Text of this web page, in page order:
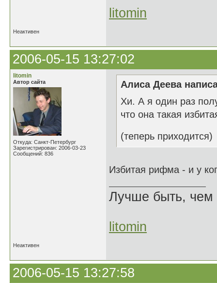
litomin
Неактивен
2006-05-15 13:27:02
litomin
Автор сайта
Откуда: Санкт-Петербург
Зарегистрирован: 2006-03-23
Сообщений: 836
Алиса Деева
Хи. А я один раз
что она такая
(теперь приходится)
Избитая рифма - и у
Лучше быть, чем
litomin
Неактивен
2006-05-15 13:27:58